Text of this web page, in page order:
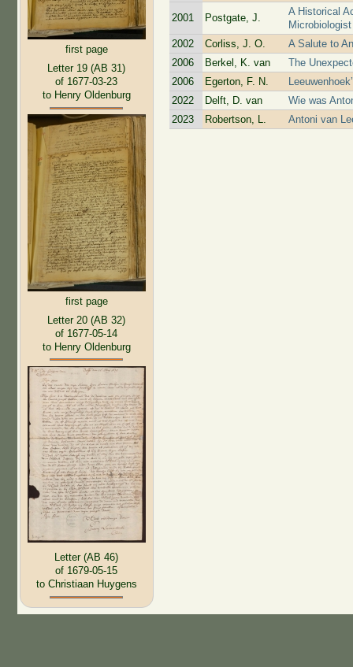
first page
Letter 19 (AB 31)
of 1677-03-23
to Henry Oldenburg
first page
Letter 20 (AB 32)
of 1677-05-14
to Henry Oldenburg
Letter (AB 46)
of 1679-05-15
to Christiaan Huygens
2001 Postgate, J.
A Historical
2002
Corliss, J. O.
A Salute to
2006
Berkel, K. van
The
2006
Egerton, F. N.
2022
Delft, D. van
Wie was
2023
Robertson, L. Antoni van